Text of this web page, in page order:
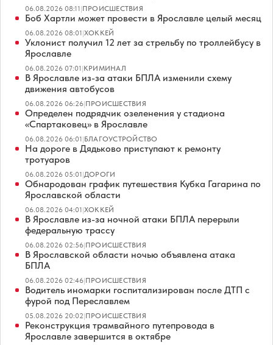
06.08.2026 08:11|ПРОИСШЕСТВИЯ
Боб Хартли может провести в Ярославле целый месяц
06.08.2026 08:01|ХОККЕЙ
Уклонист получил 12 лет за стрельбу по троллейбусу в
Ярославле
06.08.2026 07:01|КРИМИНАЛ
В Ярославле из-за атаки БПЛА изменили схему
движения автобусов
06.08.2026 06:26|ПРОИСШЕСТВИЯ
Определен подрядчик озеленения у стадиона
«Спартаковец» в Ярославле
06.08.2026 06:01|БЛАГОУСТРОЙСТВО
На дороге в Дядьково приступают к ремонту
тротуаров
06.08.2026 05:01|ДОРОГИ
Обнародован график путешествия Кубка Гагарина по
Ярославской области
06.08.2026 04:01|ХОККЕЙ
В Ярославле из-за ночной атаки БПЛА перерыли
федеральную трассу
06.08.2026 02:56|ПРОИСШЕСТВИЯ
В Ярославской области ночью объявлена атака
БПЛА
06.08.2026 02:46|ПРОИСШЕСТВИЯ
Водитель иномарки госпитализирован после ДТП с
фурой под Переславлем
05.08.2026 20:02|ПРОИСШЕСТВИЯ
Реконструкция трамвайного путепровода в
Ярославле завершится в октябре